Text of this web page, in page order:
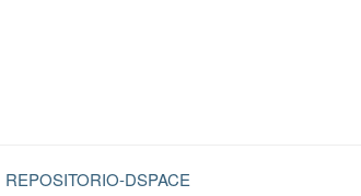
REPOSITORIO-DSPACE